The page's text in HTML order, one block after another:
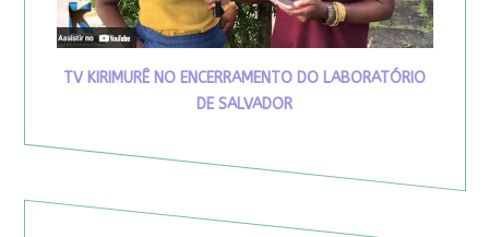
TV KIRIMURÊ NO ENCERRAMENTO DO LABORATÓRIO
DE SALVADOR